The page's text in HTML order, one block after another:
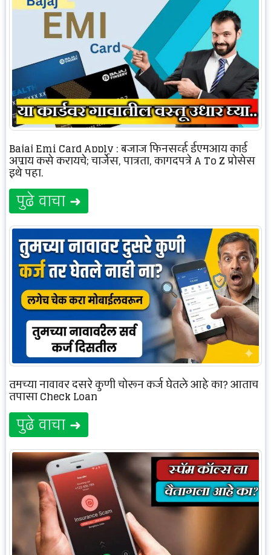
Bajaj Emi Card Apply : बजाज फिनसर्व्ह ईएमआय कार्ड
अप्लाय कसे करायचे; चार्जेस, पात्रता, कागदपत्रे A To Z प्रोसेस
इथे पहा.
पुढे वाचा ➜
तुमच्या नावावर दुसरे कुणी चोरून कर्ज घेतले आहे का? आताच
तपासा Check Loan
पुढे वाचा ➜